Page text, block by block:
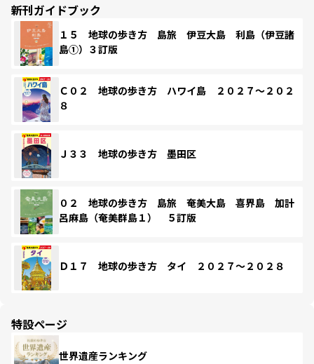
新刊ガイドブック
１５ 地球の歩き方 島旅 伊豆大島 利島（伊豆諸
島①）３訂版
Ｃ０２ 地球の歩き方 ハワイ島 ２０２７～２０２
８
Ｊ３３ 地球の歩き方 墨田区
０２ 地球の歩き方 島旅 奄美大島 喜界島 加計
呂麻島（奄美群島１） ５訂版
Ｄ１７ 地球の歩き方 タイ ２０２７～２０２８
特設ページ
世界遺産ランキング